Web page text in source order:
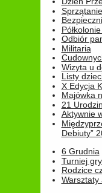
Odbiór
Militaria
Wizyta u
Listy
X Edycja
Majówka
21
Aktywnie
Debiuty”
6 Grudnia
Turniej
Rodzice
Warsztaty